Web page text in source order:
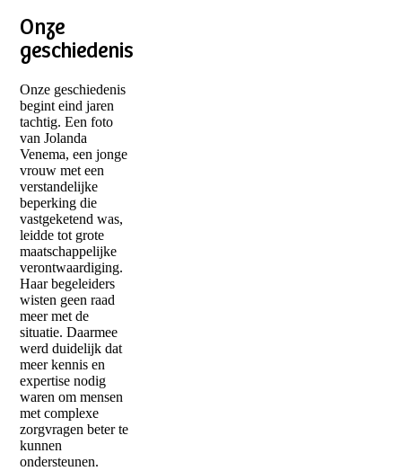
Onze
geschiedenis
Onze geschiedenis
begint eind jaren
tachtig. Een foto
van Jolanda
Venema, een jonge
vrouw met een
verstandelijke
beperking die
vastgeketend was,
leidde tot grote
maatschappelijke
verontwaardiging.
Haar begeleiders
wisten geen raad
meer met de
situatie. Daarmee
werd duidelijk dat
meer kennis en
expertise nodig
waren om mensen
met complexe
zorgvragen beter te
kunnen
ondersteunen.